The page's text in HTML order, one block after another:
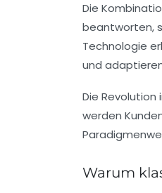
Die
beantworten,
Technologie
und
Die
werden
Warum